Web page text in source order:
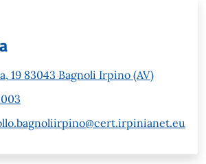
19 83043 Bagnoli Irpino (AV)